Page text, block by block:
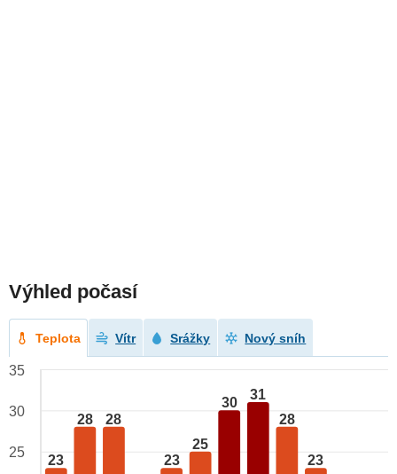
Výhled počasí
Teplota Vítr Srážky Nový sníh
23
28 28
23
25
30
31
28
23
35
30
25